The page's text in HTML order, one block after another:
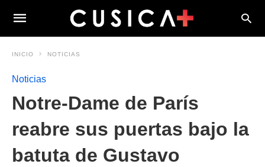
INICIO NOTICIAS
Noticias
Notre-Dame de París
reabre sus puertas bajo la
batuta de Gustavo